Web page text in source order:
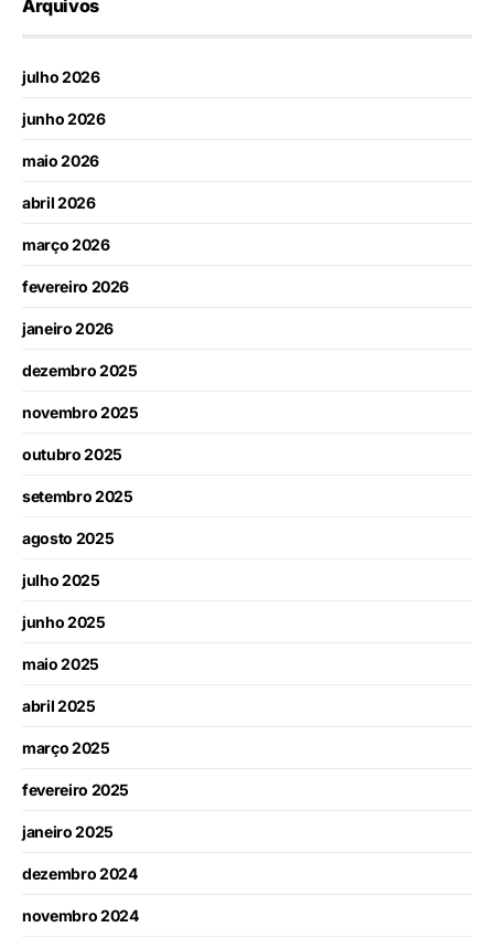
Arquivos
julho 2026
junho 2026
maio 2026
abril 2026
março 2026
fevereiro 2026
janeiro 2026
dezembro 2025
novembro 2025
outubro 2025
setembro 2025
agosto 2025
julho 2025
junho 2025
maio 2025
abril 2025
março 2025
fevereiro 2025
janeiro 2025
dezembro 2024
novembro 2024